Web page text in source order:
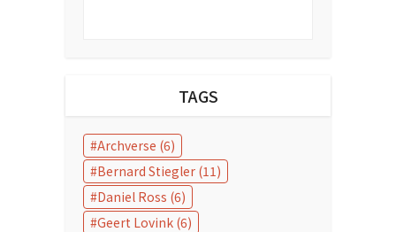
TAGS
Archverse (6)
Bernard Stiegler (11)
Daniel Ross (6)
Geert Lovink (6)